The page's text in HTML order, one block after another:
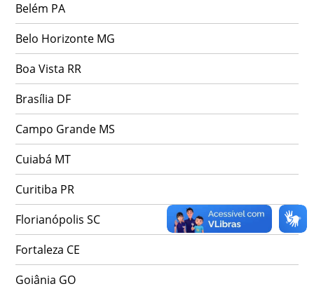
Belém PA
Belo Horizonte MG
Boa Vista RR
Brasília DF
Campo Grande MS
Cuiabá MT
Curitiba PR
Florianópolis SC
Fortaleza CE
Goiânia GO